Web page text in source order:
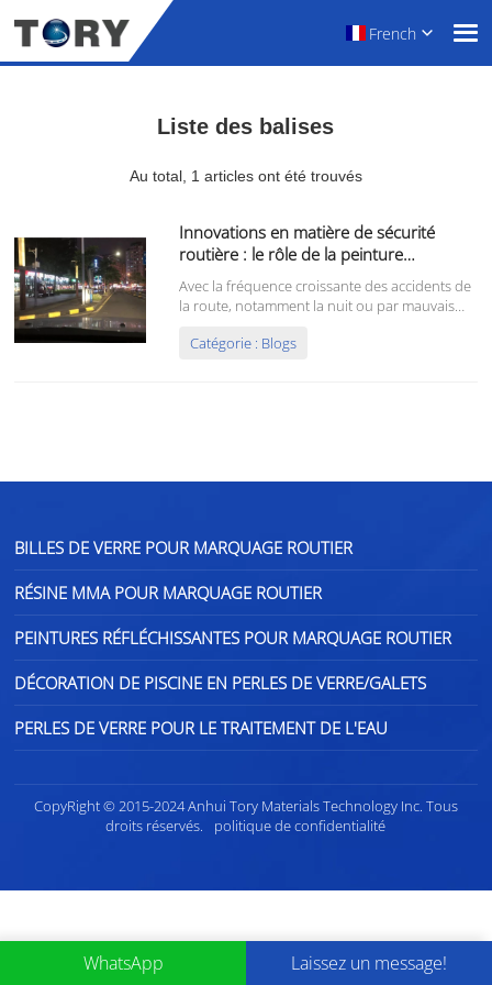
French
Liste des balises
Au total, 1 articles ont été trouvés
Innovations en matière de sécurité
routière : le rôle de la peinture
réfléchissante pour marquage routier
Avec la fréquence croissante des accidents de
la route, notamment la nuit ou par mauvais
préoccupation mondiale. Le marquage
Catégorie : Blogs
BILLES DE VERRE POUR MARQUAGE ROUTIER
RÉSINE MMA POUR MARQUAGE ROUTIER
PEINTURES RÉFLÉCHISSANTES POUR MARQUAGE ROUTIER
DÉCORATION DE PISCINE EN PERLES DE VERRE/GALETS
PERLES DE VERRE POUR LE TRAITEMENT DE L'EAU
CopyRight © 2015-2024 Anhui Tory Materials Technology Inc. Tous
droits réservés.
politique de confidentialité
WhatsApp Laissez un message!